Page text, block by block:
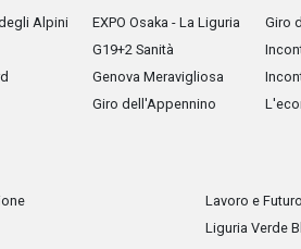
Alpini
EXPO Osaka - La Liguria
G19+2 Sanità
Genova Meravigliosa
Giro dell'Appennino
Giro
Lavoro e Futuro
Liguria Verde